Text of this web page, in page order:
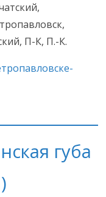
П-К, П.-К.
губа